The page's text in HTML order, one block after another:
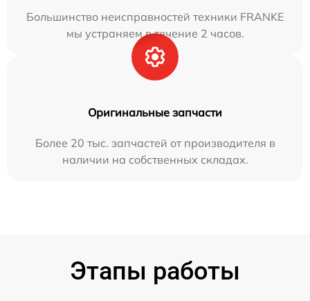
Большинство неисправностей техники FRANKE
мы устраняем в течение 2 часов.
Оригинальные запчасти
Более 20 тыс. запчастей от производителя в
наличии на собственных складах.
Этапы работы